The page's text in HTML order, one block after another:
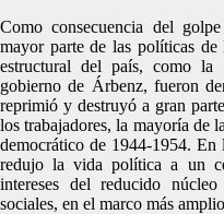
Como consecuencia del
mayor parte de las políticas
estructural del país, como la
gobierno de Árbenz, fueron
reprimió y destruyó a gran
los trabajadores, la mayoría de
democrático de 1944-1954.
redujo la vida política a un
intereses del reducido
sociales, en el marco más